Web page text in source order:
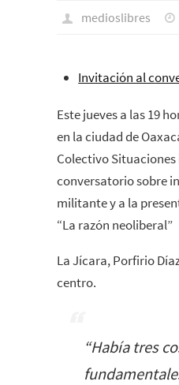
medioslibres
Invitación al
Este jueves a las 19
en la ciudad de
Colectivo
conversatorio sobre
militante y a la
“La razón neoliberal”
La Jícara, Porfirio
centro.
“Había tres